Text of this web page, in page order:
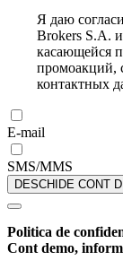
Я даю
Brokers S.A.
касающейся
промоакций,
контактных
E-mail
SMS/MMS
DESCHIDE CONT
Politica de
Cont demo,